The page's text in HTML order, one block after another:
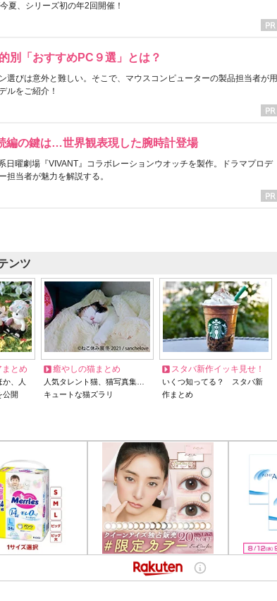
夏、シリーズ初の年2回開催！
別「おすすめPC９選」とは？
選びは意外と難しい。そこで、マウスコンピューターの製品担当者が用
ルをご紹介！
編の鍵は…世界観表現した腕時計登場
日曜劇場『VIVANT』コラボレーションウオッチを製作。ドラマプロデ
担当者が魅力を解説する。
ンツ
とめ
か、人
公開
癒やしの猫まとめ
人気タレント猫、猫写真集…
キュートな猫ズラリ
スタバ新作イッキ見せ！
いくつ知ってる？ スタバ新
作まとめ